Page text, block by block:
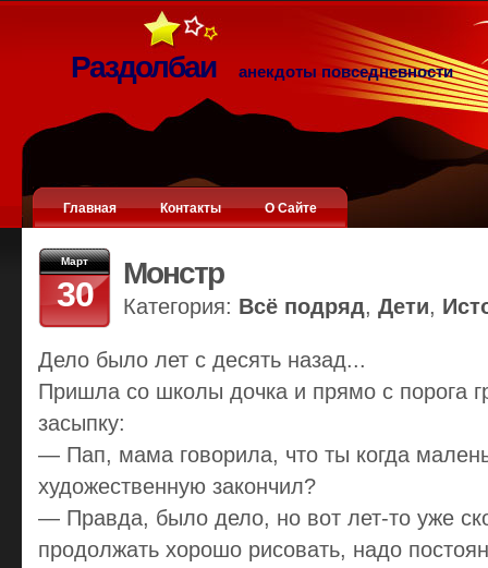
Раздолбаи анекдоты повседневности
Главная Контакты О Сайте
Март
30
Монстр
Категория: Всё подряд, Дети,
Дело было лет с десять назад...
Пришла со школы дочка и прямо с порога
засыпку:
— Пап, мама говорила, что ты когда
художественную закончил?
— Правда, было дело, но вот лет-то уже
продолжать хорошо рисовать, надо